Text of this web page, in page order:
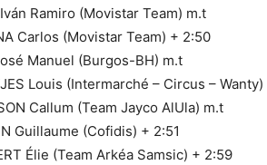
Ramiro (Movistar Team) m.t
Carlos (Movistar Team) + 2:50
Manuel (Burgos-BH) m.t
Louis (Intermarché – Circus – Wanty)
Callum (Team Jayco AlUla) m.t
Guillaume (Cofidis) + 2:51
Élie (Team Arkéa Samsic) + 2:59